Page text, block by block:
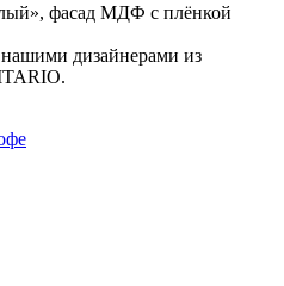
фасад МДФ с плёнкой
дизайнерами из